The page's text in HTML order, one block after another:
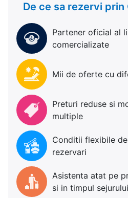
De ce sa rezervi
Partener oficial al
comercializate
Mii de oferte cu
Preturi reduse si
multiple
Conditii flexibile
rezervari
Asistenta atat pe
si in timpul sejurului